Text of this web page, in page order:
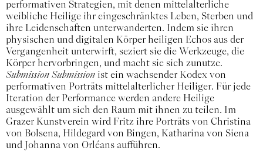
performativen Strategien, mit denen mittelalterliche
weibliche Heilige ihr eingeschränktes Leben, Sterben und
ihre Leidenschaften unterwanderten. Indem sie ihren
physischen und digitalen Körper heiligen Echos aus der
Vergangenheit unterwirft, seziert sie die Werkzeuge, die
Körper hervorbringen, und macht sie sich zunutze.
Submission Submission ist ein wachsender Kodex von
performativen Porträts mittelalterlicher Heiliger. Für jede
Iteration der Performance werden andere Heilige
ausgewählt um sich den Raum mit ihnen zu teilen. Im
Grazer Kunstverein wird Fritz ihre Porträts von Christina
von Bolsena, Hildegard von Bingen, Katharina von Siena
und Johanna von Orléans aufführen.